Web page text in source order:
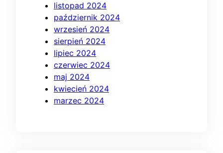
listopad 2024
październik 2024
wrzesień 2024
sierpień 2024
lipiec 2024
czerwiec 2024
maj 2024
kwiecień 2024
marzec 2024